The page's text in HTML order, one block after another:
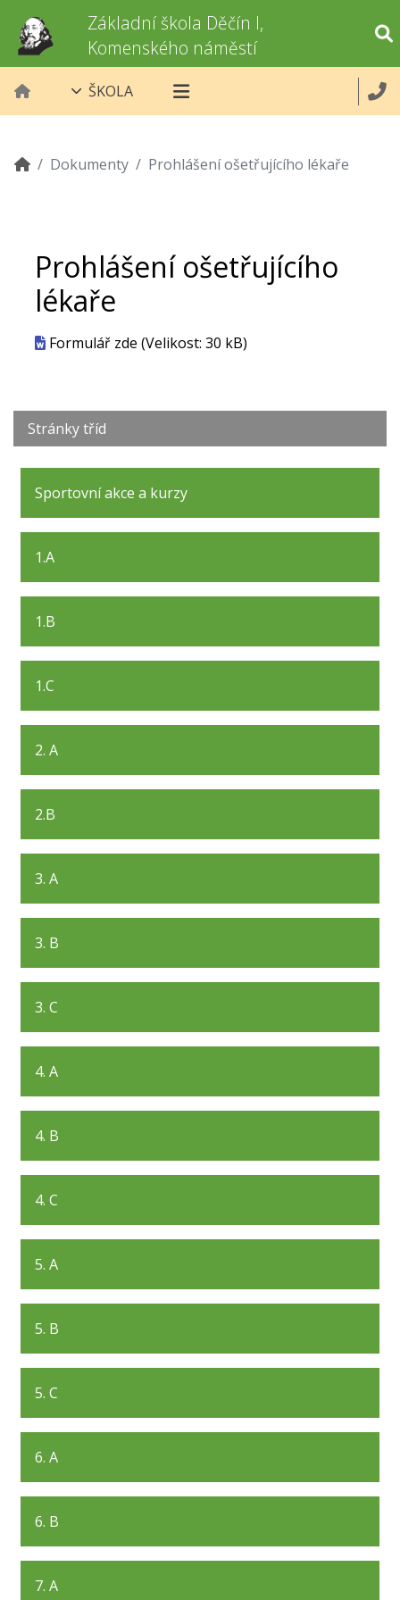
Základní škola Děčín I,
Komenského náměstí
ŠKOLA
Dokumenty Prohlášení ošetřujícího lékaře
Prohlášení ošetřujícího
lékaře
Formulář zde (Velikost: 30 kB)
Stránky tříd
Sportovní akce a kurzy
1.A
1.B
1.C
2. A
2.B
3. A
3. B
3. C
4. A
4. B
4. C
5. A
5. B
5. C
6. A
6. B
7. A